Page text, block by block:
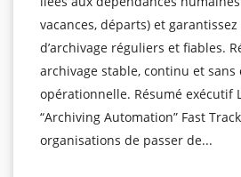
vacances, départs) et garantissez
d’archivage réguliers et fiables.
archivage stable, continu et sans
opérationnelle. Résumé exécutif
“Archiving Automation” Fast
organisations de passer de...